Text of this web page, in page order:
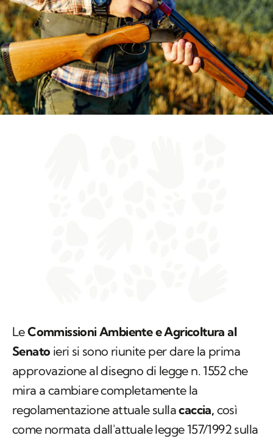
LeCommissioni Ambiente e Agricoltura al
Senato ieri si sono riunite per dare la prima
approvazione al disegno di legge n. 1552 che
mira a cambiare completamente la
regolamentazione attuale sullacaccia, così
come normata dall'attuale legge 157/1992 sulla